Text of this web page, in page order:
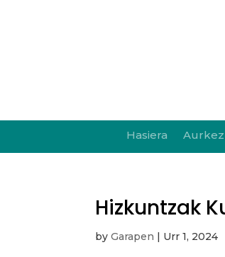
Hasiera
Hizkuntzak
byGarapen | Urr 1, 2024